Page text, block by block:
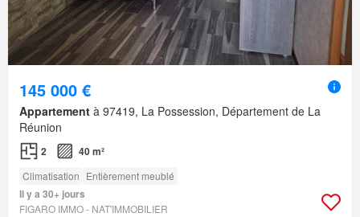
145 000 €
Appartement à 97419, La Possession, Département de La
Réunion
2 40 m²
Climatisation Entièrement meublé
Il y a 30+ jours
FIGARO IMMO - NAT'IMMOBILIER